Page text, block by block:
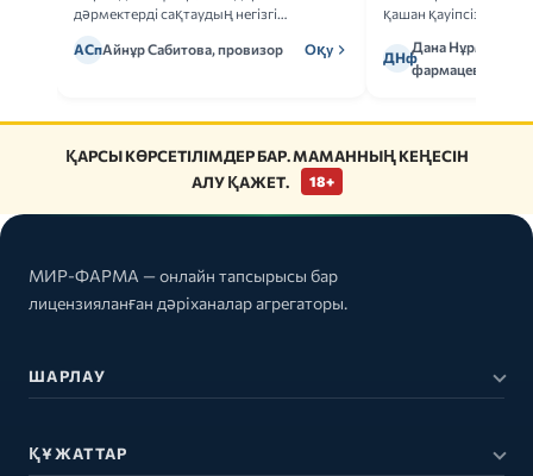
дәрмектерді сақтаудың негізгі
АСпАйнұр Сабитова, провизор Оқу
қашан қауіпсіз.
ДНф
Дана
фармацевт
ҚАРСЫ КӨРСЕТІЛІМДЕР БАР. МАМАННЫҢ КЕҢЕСІН
АЛУ ҚАЖЕТ.
18+
МИР-ФАРМА — онлайн тапсырысы бар
лицензияланған дәріханалар агрегаторы.
ШАРЛАУ
ҚҰЖАТТАР